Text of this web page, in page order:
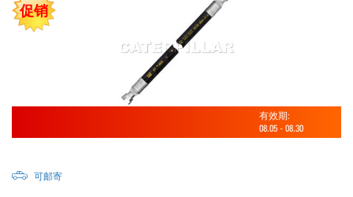
促销
有效期:
08.05 - 08.30
可邮寄